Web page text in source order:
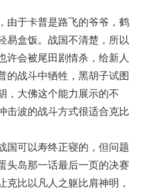
由于卡普是路飞的爷爷，鹤
易盒饭。战国不清楚，所以
许会被尾田剧情杀，给新人
的战斗中牺牲，黑胡子试图
，大佛这个能力展示的不
击波的战斗方式很适合克比
国可以寿终正寝的，但问题
头岛那一话最后一页的决赛
克比以凡人之躯比肩神明，